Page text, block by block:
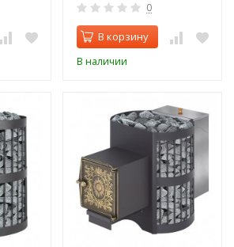
0
В корзину
В наличии